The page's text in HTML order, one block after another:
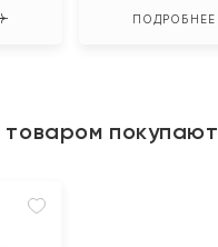
ПОДРОБНЕЕ
товаром покупают